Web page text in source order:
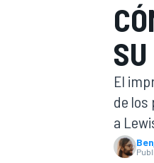
El
de los
a